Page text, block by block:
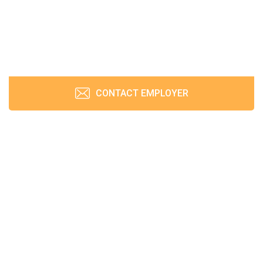
CONTACT EMPLOYER